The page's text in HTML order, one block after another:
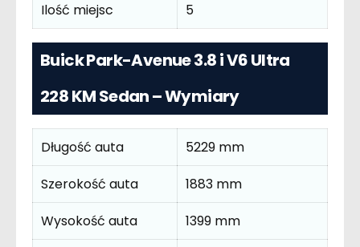
Ilość miejsc
5
Buick Park-Avenue 3.8 i V6 Ultra
228 KM Sedan – Wymiary
Długość auta
5229 mm
Szerokość auta
1883 mm
Wysokość auta
1399 mm